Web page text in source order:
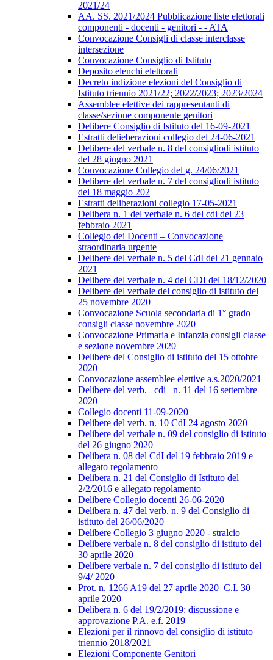
2021/24
AA. SS. 2021/2024 Pubblicazione liste elettorali
componenti - docenti - genitori - - ATA
Convocazione Consigli di classe interclasse
intersezione
Convocazione Consiglio di Istituto
Deposito elenchi elettorali
Decreto indizione elezioni del Consiglio di
Istituto triennio 2021/22; 2022/2023; 2023/2024
Assemblee elettive dei rappresentanti di
classe/sezione componente genitori
Delibere Consiglio di Istituto del 16-09-2021
Estratti delieberazioni collegio del 24-06-2021
Delibere del verbale n. 8 del consigliodi istituto
del 28 giugno 2021
Convocazione Collegio del g. 24/06/2021
Delibere del verbale n. 7 del consigliodi istituto
del 18 maggio 202
Estratti deliberazioni collegio 17-05-2021
Delibera n. 1 del verbale n. 6 del cdi del 23
febbraio 2021
Collegio dei Docenti – Convocazione
straordinaria urgente
Delibere del verbale n. 5 del CdI del 21 gennaio
2021
Delibere del verbale n. 4 del CDI del 18/12/2020
Delibere del verbale del consiglio di istituto del
25 novembre 2020
Convocazione Scuola secondaria di 1° grado
consigli classe novembre 2020
Convocazione Primaria e Infanzia consigli classe
e sezione novembre 2020
Delibere del Consiglio di istituto del 15 ottobre
2020
Convocazione assemblee elettive a.s.2020/2021
Delibere del verb._ cdi_ n. 11 del 16 settembre
2020
Collegio docenti 11-09-2020
Delibere del verb. n. 10 CdI 24 agosto 2020
Delibere del verbale n. 09 del consiglio di istituto
del 26 giugno 2020
Delibera n. 08 del CdI del 19 febbraio 2019 e
allegato regolamento
Delibera n. 21 del Consiglio di Istituto del
2/2/2016 e allegato regolamento
Delibere Collegio docenti 26-06-2020
Delibera n. 47 del verb. n. 9 del Consiglio di
istituto del 26/06/2020
Delibere Collegio 3 giugno 2020 - stralcio
Delibere verbale n. 8 del consiglio di istituto del
30 aprile 2020
Delibere verbale n. 7 del consiglio di istituto del
9/4/ 2020
Prot. n. 1266 A19 del 27 aprile 2020_C.I. 30
aprile 2020
Delibera n. 6 del 19/2/2019: discussione e
approvazione P.A. e.f. 2019
Elezioni per il rinnovo del consiglio di istituto
triennio 2018/2021
Elezioni Componente Genitori